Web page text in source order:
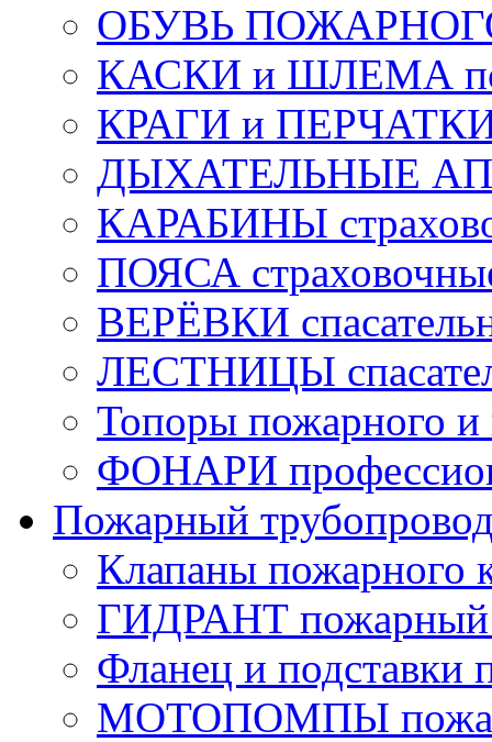
ОБУВЬ
КАСКИ и ШЛЕМА
КРАГИ и ПЕРЧАТКИ
ДЫХАТЕЛЬНЫЕ
КАРАБИНЫ
ПОЯСА
ВЕРЁВКИ
ЛЕСТНИЦЫ
Топоры пожарного и
ФОНАРИ
Пожарный
Клапаны пожарного
ГИДРАНТ пожарный
Фланец и подставки
МОТОПОМПЫ